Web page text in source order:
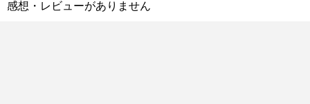
感想・レビューがありません